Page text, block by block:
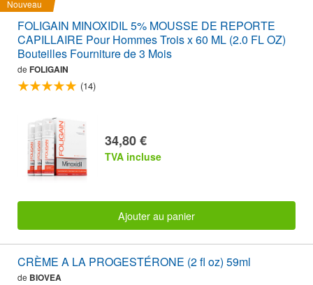
Nouveau
FOLIGAIN MINOXIDIL 5% MOUSSE DE REPORTE
CAPILLAIRE Pour Hommes Trois x 60 ML (2.0 FL OZ)
Bouteilles Fourniture de 3 Mois
de FOLIGAIN
(14)
34,80 €
TVA incluse
Ajouter au panier
CRÈME A LA PROGESTÉRONE (2 fl oz) 59ml
de BIOVEA